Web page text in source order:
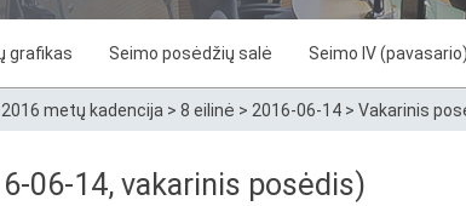
grafikas Seimo posėdžių salė Seimo IV
metų kadencija > 8 eilinė > 2016-06-14 > Vakarinis
06-14, vakarinis posėdis)